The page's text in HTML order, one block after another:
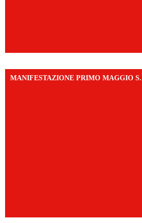
MANIFESTAZIONE PRIMO MAGGIO